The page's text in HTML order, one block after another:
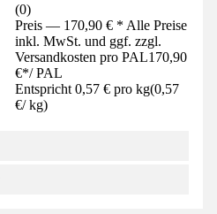
(0)
Preis — 170,90 € * Alle Preise
inkl. MwSt. und ggf. zzgl.
Versandkosten pro PAL170,90
€*/ PAL
Entspricht 0,57 € pro kg(0,57
€/ kg)